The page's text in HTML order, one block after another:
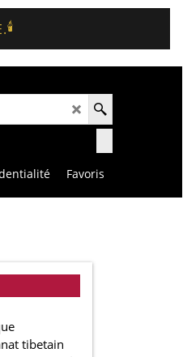
🕯️
Favoris
tibetain